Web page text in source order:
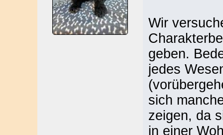
Wir
geben.
jedes
sich
zeigen, da
in einer